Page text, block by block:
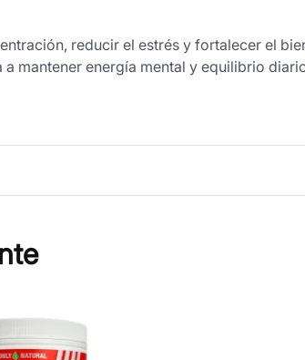
reducir el estrés y fortalecer el
mantener energía mental y equilibrio